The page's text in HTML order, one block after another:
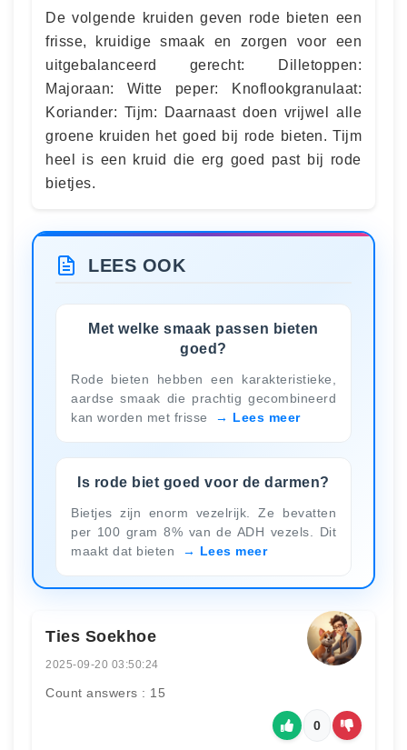
De volgende kruiden geven rode bieten een
frisse, kruidige smaak en zorgen voor een
uitgebalanceerd gerecht: Dilletoppen:
Majoraan: Witte peper: Knoflookgranulaat:
Koriander: Tijm: Daarnaast doen vrijwel alle
groene kruiden het goed bij rode bieten. Tijm
heel is een kruid die erg goed past bij rode
bietjes.
LEES OOK
Met welke smaak passen bieten
goed?
Rode bieten hebben een karakteristieke,
aardse smaak die prachtig gecombineerd
kan worden met frisse
Lees meer
Is rode biet goed voor de darmen?
Bietjes zijn enorm vezelrijk. Ze bevatten
per 100 gram 8% van de ADH vezels. Dit
maakt dat bieten
Lees meer
Ties Soekhoe
2025-09-20 03:50:24
Count answers : 15
0